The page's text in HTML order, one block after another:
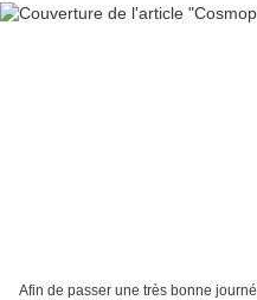
Afin de passer une très bonne